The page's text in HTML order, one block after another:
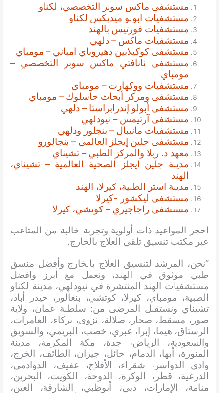
مستشفى ماكس سوبر التخصصي، لكناو
مستشفيات ابولو ميديكس لكناو
مستشفيات فورتيس بالهند
مستشفيات ماكس – دلهي
مستشفى كوكيلابين دهيروباي امباني – مومباي
مستشفى نانافتي ماكس سوبر التخصصي –
مومباي
مستشفيات ووكهارت – مومباي
مستشفى ومركز أبحاث جاسلوك – مومباي
مستشفى أبولو إندرابراستا – دلهي
مستشفى آرتيمس – نيودلهي
مستشفيات مانيبال – بنجلور ودلهي
مستشفى جلين إيجلز العالمي – بنجالورو
معهد د. ريلا والمركز الطبي – تشيناي
مدينة جلين ايجلز الصحية العالمية – تشيناي،
الهند
مدينة استر الطبية، كيرلا، الهند
مستشفى ليكشور -كيرلا
مستشفى راجاجيري – كوتشي، كيرلا
احجز المواعيد ذات أولوية وتجربة خالية من المتاعب
عبر مكتب تنسيق تلقي العلاج بالخارج.
“نحن، المرشد لتنسيق العلاج بالخارج وأفضل منسق
طبي موثوق في الهند، ونعمل مع أبرز وافضل
مستشفيات الهند المنتشرة في نيودلهي، مدينة لكناو
الطبية، مومباي، كيرلا، كوتشي، بنغالور، حيدر أباد،
تشيناي ونستقبل المرضى من: سلطنة عمان، ولاية
صور، مسقط، صحار، صلالة، نزوى، بركاء، العامرات،
الرستاق، هيما، إبرا، عبري، خصب، البريمي، والسويق
والسعودية، الرياض، جدة، مكة المكرمة، مدينة
المنورة، أبها، الدمام، حائل، جيزان، الطائف، الخرج،
وادي الدواسر، شقراء، الأفلاج، عفيف، الدوادمي،
الدرعية، قطر، الوكرة، الدوحة، الكويت، البحرين،
منامة، الإمارات، دبي، أبوظبي، الشارقة، العين،